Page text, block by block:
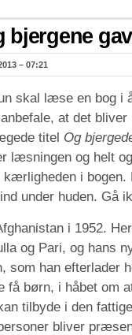
bjergene
– 07:21
skal læse en bog i
at det bliver
titel Og
læsningen og helt
i bogen.
under huden. Gå
i 1952.
og Pari, og hans
som han efterlader
børn, i håbet om
tilbyde i den
bliver